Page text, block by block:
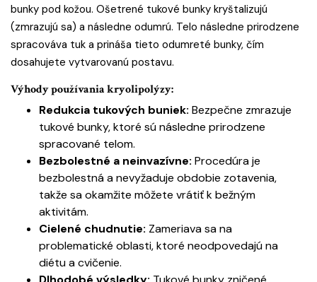
bunky pod kožou. Ošetrené tukové bunky kryštalizujú
(zmrazujú sa) a následne odumrú. Telo následne prirodzene
spracováva tuk a prináša tieto odumreté bunky, čím
dosahujete vytvarovanú postavu.
Výhody používania kryolipolýzy:
Redukcia tukových buniek: Bezpečne zmrazuje
tukové bunky, ktoré sú následne prirodzene
spracované telom.
Bezbolestné a neinvazívne: Procedúra je
bezbolestná a nevyžaduje obdobie zotavenia,
takže sa okamžite môžete vrátiť k bežným
aktivitám.
Cielené chudnutie: Zameriava sa na
problematické oblasti, ktoré neodpovedajú na
diétu a cvičenie.